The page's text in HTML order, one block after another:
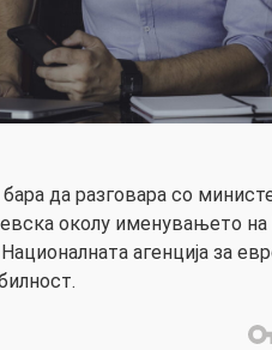
да разговара со
околу именувањето
агенција за